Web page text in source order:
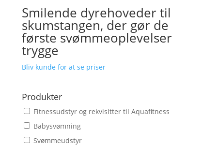
Smilende dyrehoveder til
skumstangen, der gør de
første svømmeoplevelser
trygge
Bliv kunde for at se priser
Produkter
Fitnessudstyr og rekvisitter til Aquafitness
Babysvømning
Svømmeudstyr